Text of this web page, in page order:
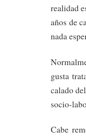
realidad
años de
nada
gusta
calado
socio-
Cabe